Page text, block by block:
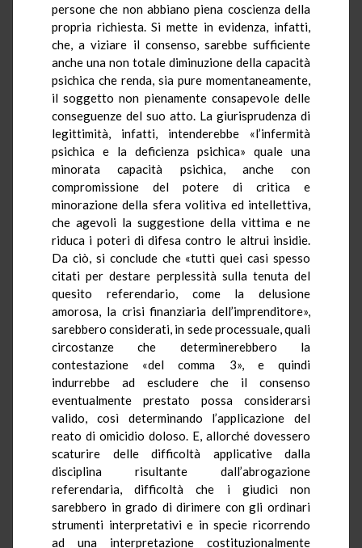
persone che non abbiano piena coscienza della
propria richiesta. Si mette in evidenza, infatti,
che, a viziare il consenso, sarebbe sufficiente
anche una non totale diminuzione della capacità
psichica che renda, sia pure momentaneamente,
il soggetto non pienamente consapevole delle
conseguenze del suo atto. La giurisprudenza di
legittimità, infatti, intenderebbe «l’infermità
psichica e la deficienza psichica» quale una
minorata capacità psichica, anche con
compromissione del potere di critica e
minorazione della sfera volitiva ed intellettiva,
che agevoli la suggestione della vittima e ne
riduca i poteri di difesa contro le altrui insidie.
Da ciò, si conclude che «tutti quei casi spesso
citati per destare perplessità sulla tenuta del
quesito referendario, come la delusione
amorosa, la crisi finanziaria dell’imprenditore»,
sarebbero considerati, in sede processuale, quali
circostanze che determinerebbero la
contestazione «del comma 3», e quindi
indurrebbe ad escludere che il consenso
eventualmente prestato possa considerarsi
valido, così determinando l’applicazione del
reato di omicidio doloso. E, allorché dovessero
scaturire delle difficoltà applicative dalla
disciplina risultante dall’abrogazione
referendaria, difficoltà che i giudici non
sarebbero in grado di dirimere con gli ordinari
strumenti interpretativi e in specie ricorrendo
ad una interpretazione costituzionalmente